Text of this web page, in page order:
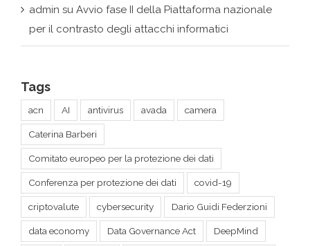
admin su Avvio fase II della Piattaforma nazionale
per il contrasto degli attacchi informatici
Tags
acn AI antivirus avada camera
Caterina Barberi
Comitato europeo per la protezione dei dati
Conferenza per protezione dei dati covid-19
criptovalute cybersecurity Dario Guidi Federzioni
data economy Data Governance Act DeepMind